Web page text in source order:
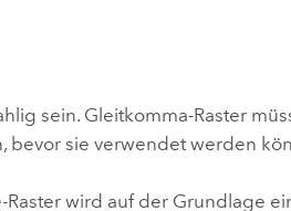
sein. Gleitkomma-Raster
bevor sie verwendet werden
wird auf der Grundlage